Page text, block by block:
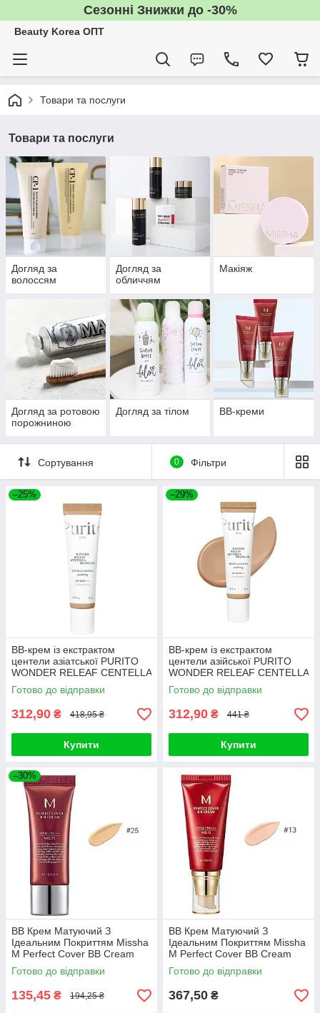
Сезонні Знижки до -30%
Beauty Korea ОПТ
Товари та послуги
Товари та послуги
Догляд за
волоссям
Догляд за
обличчям
Макіяж
Догляд за ротовою
порожниною
Догляд за тілом BB-креми
Сортування 0 Фільтри
–25%
BB-крем із екстрактом
центели азіатської PURITO
WONDER RELEAF CENTELLA
BB Cream #27 Sand Beige
30ml
Готово до відправки
312,90 ₴ 418,95 ₴
Купити
–29%
BB-крем із екстрактом
центели азійської PURITO
WONDER RELEAF CENTELLA
BB Cream #27 Sand Beige
30ml
Готово до відправки
312,90 ₴ 441 ₴
Купити
–30%
ВВ Крем Матуючий З
Ідеальним Покриттям Missha
M Perfect Cover BB Cream
SPF42 PA+++ (20ml, 27
відтінок - світлий беж)
Готово до відправки
135,45 ₴ 194,25 ₴
ВВ Крем Матуючий З
Ідеальним Покриттям Missha
M Perfect Cover BB Cream
SPF42 PA+++ (50ml, 13
відтінок - молочний беж)
Готово до відправки
367,50 ₴